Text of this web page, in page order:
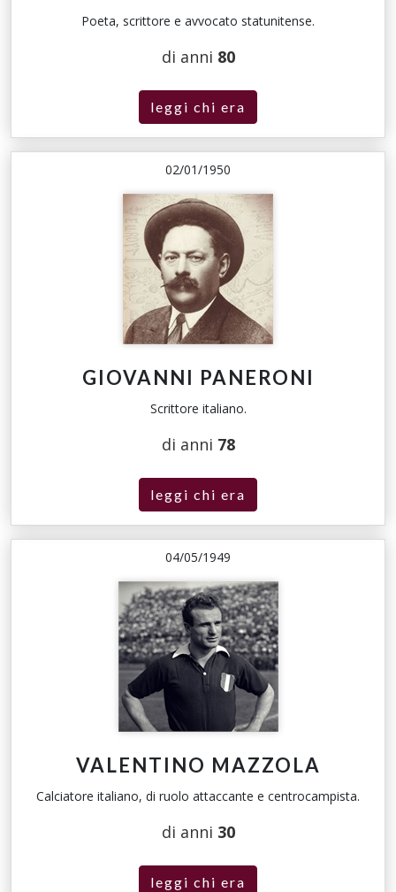
Poeta, scrittore e avvocato statunitense.
di anni 80
leggi chi era
02/01/1950
GIOVANNI PANERONI
Scrittore italiano.
di anni 78
leggi chi era
04/05/1949
VALENTINO MAZZOLA
Calciatore italiano, di ruolo attaccante e centrocampista.
di anni 30
leggi chi era